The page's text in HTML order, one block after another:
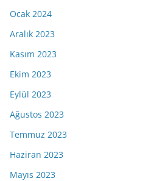
Ocak 2024
Aralık 2023
Kasım 2023
Ekim 2023
Eylül 2023
Ağustos 2023
Temmuz 2023
Haziran 2023
Mayıs 2023